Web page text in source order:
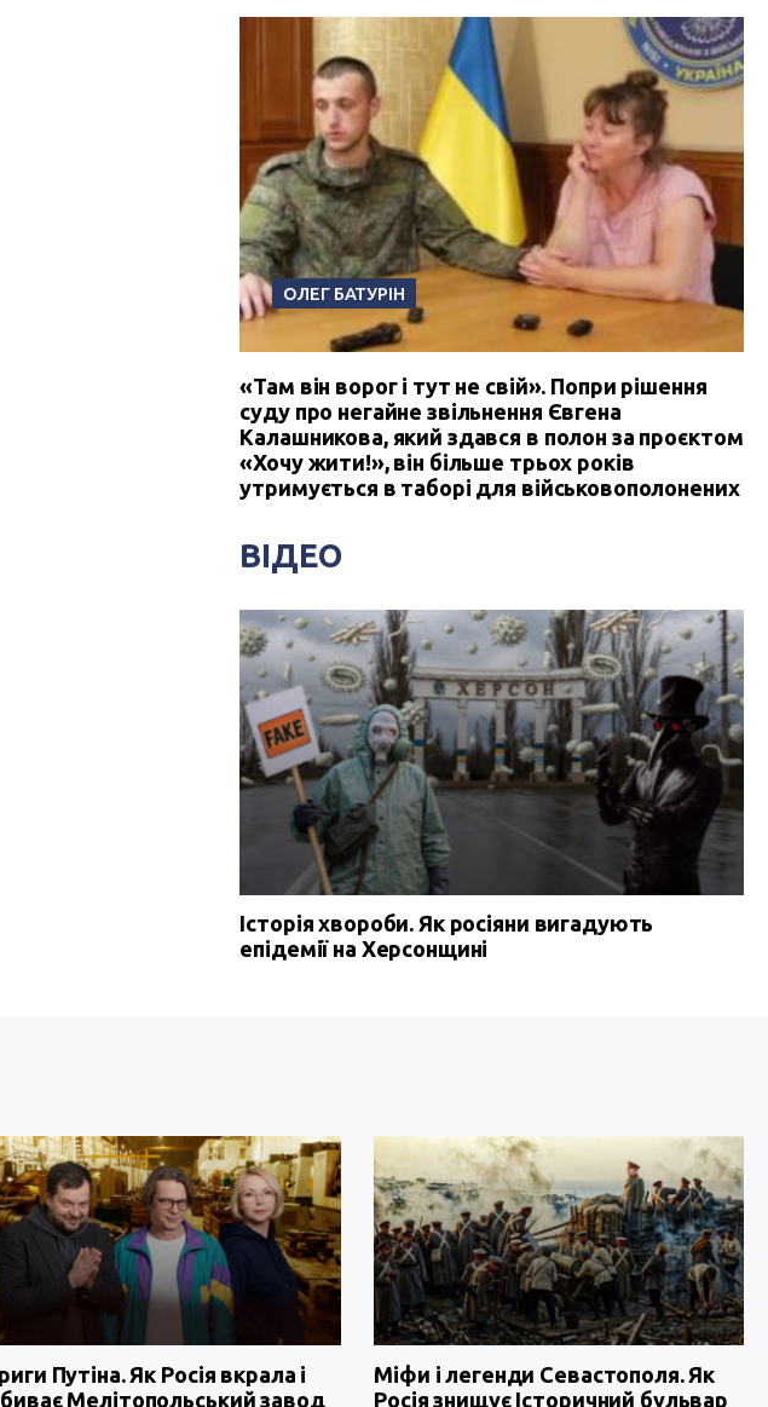
ОЛЕГ БАТУРІН
«Там він ворог і тут не свій». Попри рішення
суду про негайне звільнення Євгена
Калашникова, який здався в полон за проєктом
«Хочу жити!», він більше трьох років
утримується в таборі для військовополонених
ВІДЕО
Історія хвороби. Як росіяни вигадують
епідемії на Херсонщині
Путіна. Як Росія вкрала і
Мелітопольський завод
Міфи і легенди Севастополя. Як
Росія знищує Історичний бульвар